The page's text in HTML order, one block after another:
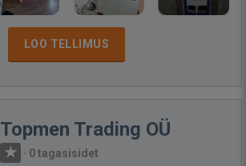
LOO TELLIMUS
Topmen Trading OÜ
· 0 tagasisidet